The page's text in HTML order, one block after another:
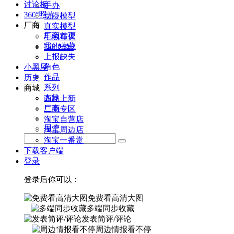
手办
动漫模型
真实模型
毛绒布偶
Doll娃娃
角色
作品
系列
人物
厂商
用户
讨论板
360°照片
厂商
厂商首页
我的收藏
上报缺失
小黑屋
历史
商城
商品上新
二手专区
淘宝自营店
淘宝周边店
淘宝一番赏
下载客户端
登录
登录后你可以：
免费看高清大图
多端同步收藏
发表简评/评论
周边情报看不停